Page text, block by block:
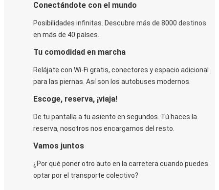
Conectándote con el mundo
Posibilidades infinitas. Descubre más de 8000 destinos
en más de 40 países.
Tu comodidad en marcha
Relájate con Wi-Fi gratis, conectores y espacio adicional
para las piernas. Así son los autobuses modernos.
Escoge, reserva, ¡viaja!
De tu pantalla a tu asiento en segundos. Tú haces la
reserva, nosotros nos encargamos del resto.
Vamos juntos
¿Por qué poner otro auto en la carretera cuando puedes
optar por el transporte colectivo?